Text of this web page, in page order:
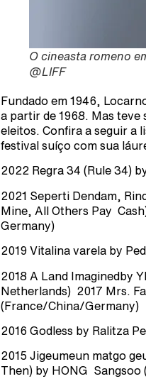
O cineasta romeno
@LIFF
Fundado em 1946,
a partir de 1968. Mas teve
eleitos. Confira a seguir a
festival suíço com sua
2022 Regra 34 (Rule 34)
2021 Seperti Dendam,
Mine, All Others Pay
Germany)
2019 Vitalina varela by
2018 A Land Imaginedby
Netherlands) 2017 Mrs.
(France/China/Germany)
2016 Godless by Ralitza
2015 Jigeumeun matgo
Then) by HONG Sangsoo